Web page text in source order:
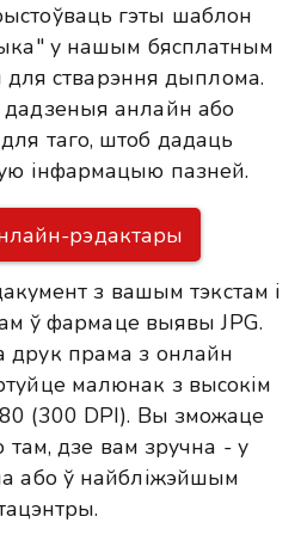
гэты шаблон
у нашым бясплатным
стварэння дыплома.
дадзеныя анлайн або
таго, штоб дадаць
інфармацыю пазней.
рэдактары
з вашым тэкстам і
ў фармаце выявы JPG.
друк прама з онлайн
малюнак з высокім
(300 DPI). Вы зможаце
там, дзе вам зручна - у
або ў найбліжэйшым